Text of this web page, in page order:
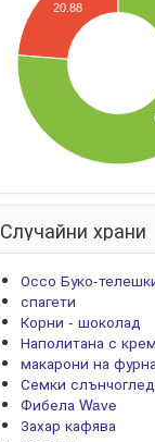
20.88
Случайни храни
Оссо Буко-
спагети
Корни - шоколад
Наполитана с
макарони на
Семки
Фибела Wave
Захар кафява